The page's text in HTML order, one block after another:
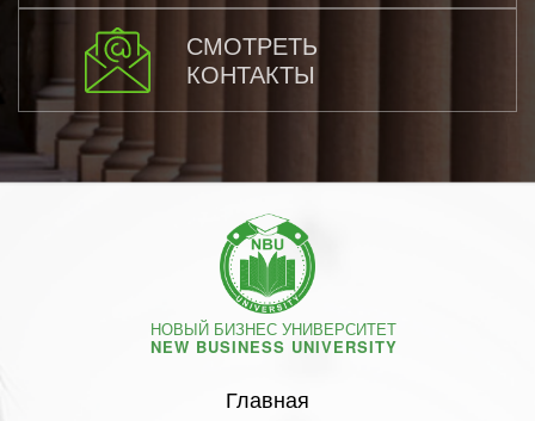
СМОТРЕТЬ
КОНТАКТЫ
НОВЫЙ БИЗНЕС УНИВЕРСИТЕТ
NEW BUSINESS UNIVERSITY
Главная